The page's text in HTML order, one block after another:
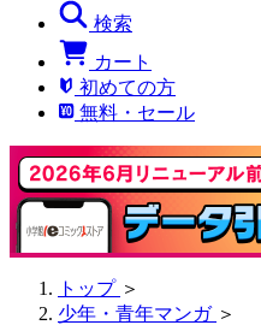
検索
カート
初めての方
無料・セール
トップ ＞
少年・青年マンガ ＞